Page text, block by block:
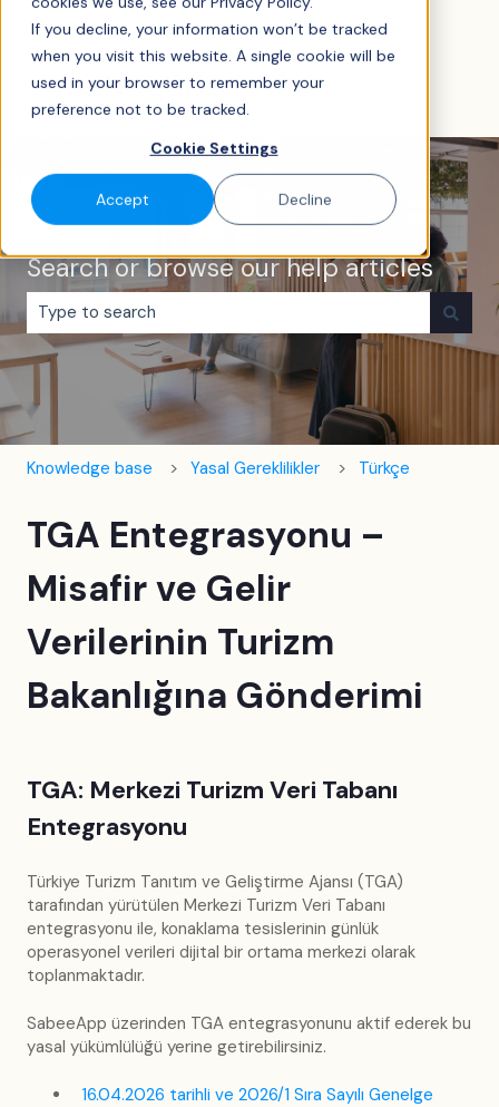
If you decline, your information won’t be tracked
when you visit this website. A single cookie will be
used in your browser to remember your
preference not to be tracked.
Cookie Settings
Accept Decline
TürkçeTercümeler için alt menüyü göster
Search or browse our help articles
Arama alanı boş olduğundan herhangi bir öneri
Knowledge base Yasal Gereklilikler Türkçe
TGA Entegrasyonu –
Misafir ve Gelir
Verilerinin Turizm
Bakanlığına Gönderimi
TGA: Merkezi Turizm Veri Tabanı
Entegrasyonu
Türkiye Turizm Tanıtım ve Geliştirme Ajansı (TGA)
tarafından yürütülen Merkezi Turizm Veri Tabanı
entegrasyonu ile, konaklama tesislerinin günlük
operasyonel verileri dijital bir ortama merkezi olarak
toplanmaktadır.
SabeeApp üzerinden TGA entegrasyonunu aktif ederek bu
yasal yükümlülüğü yerine getirebilirsiniz.
16.04.2026 tarihli ve 2026/1 Sıra Sayılı Genelge